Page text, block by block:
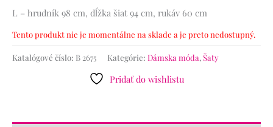
L – hrudník 98 cm, dĺžka šiat 94 cm, rukáv 60 cm
Tento produkt nie je momentálne na sklade a je preto nedostupný.
Katalógové číslo: B 2675 Kategórie: Dámska móda,Šaty
Pridať do wishlistu